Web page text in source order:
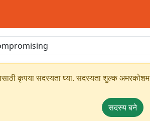
कृपया सदस्यता घ्या. सदस्यता शुल्क
सदस्य बने